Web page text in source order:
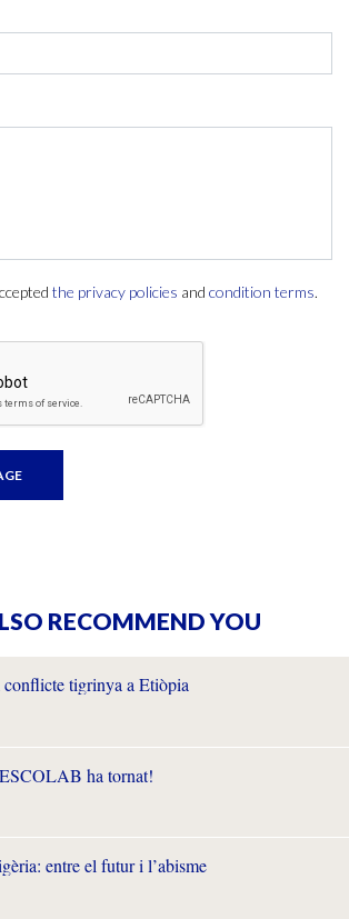
the privacy policies and condition terms.
RECOMMEND YOU
tigrinya a Etiòpia
ha tornat!
entre el futur i l’abisme